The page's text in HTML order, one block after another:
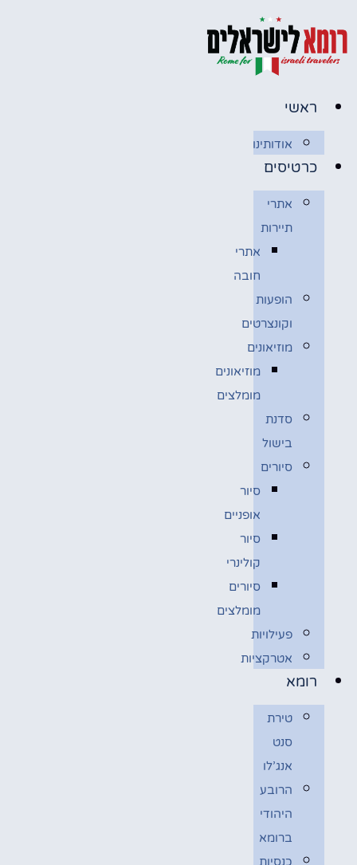
לתוכן
ראשי
אודותינו
כרטיסים
אתרי
תיירות
אתרי
חובה
הופעות
וקונצרטים
מוזיאונים
מוזיאונים
מומלצים
סדנת
בישול
סיורים
סיור
אופניים
סיור
קולינרי
סיורים
מומלצים
פעילויות
אטרקציות
רומא
טירת
סנט
אנג’לו
הרובע
היהודי
ברומא
כנסיות